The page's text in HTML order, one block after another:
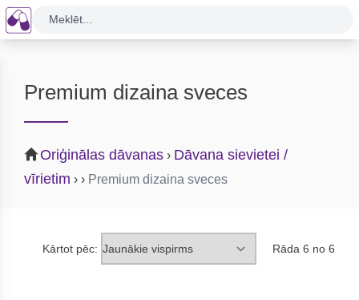
Meklēt...
Premium dizaina sveces
Oriģinālas dāvanas › Dāvana sievietei /
vīrietim › › Premium dizaina sveces
Kārtot pēc: Rāda 6 no 6